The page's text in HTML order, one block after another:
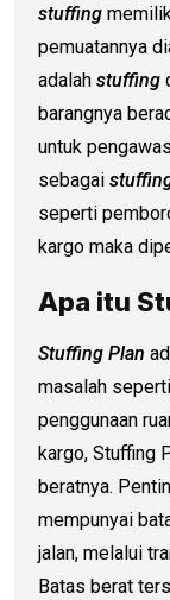
stuffing
pemuatannya
adalah stuffing
barangnya
untuk
sebagai
seperti
kargo maka
Apa itu
Stuffing Plan
masalah
penggunaan
kargo, Stuffing
beratnya.
mempunyai
jalan, melalui
Batas berat